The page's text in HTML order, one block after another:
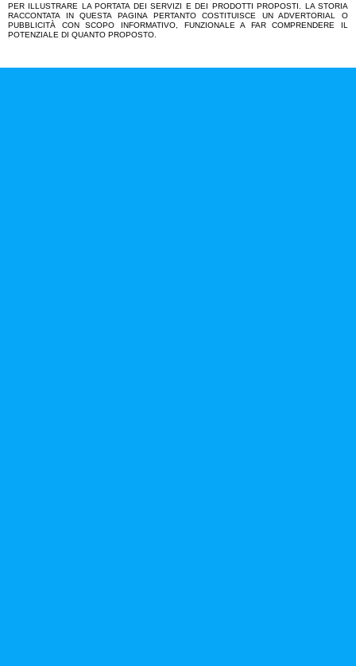
PER ILLUSTRARE LA PORTATA DEI SERVIZI E DEI PRODOTTI PROPOSTI. LA STORIA
RACCONTATA IN QUESTA PAGINA PERTANTO COSTITUISCE UN ADVERTORIAL O
PUBBLICITÀ CON SCOPO INFORMATIVO, FUNZIONALE A FAR COMPRENDERE IL
POTENZIALE DI QUANTO PROPOSTO.